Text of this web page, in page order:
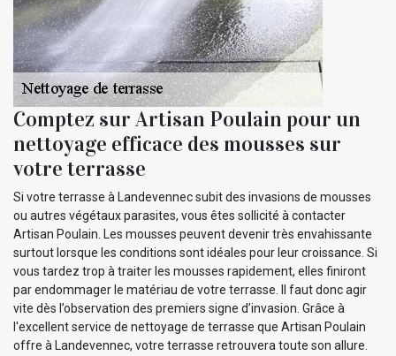
Comptez sur Artisan Poulain pour un
nettoyage efficace des mousses sur
votre terrasse
Si votre terrasse à Landevennec subit des invasions de mousses
ou autres végétaux parasites, vous êtes sollicité à contacter
Artisan Poulain. Les mousses peuvent devenir très envahissante
surtout lorsque les conditions sont idéales pour leur croissance. Si
vous tardez trop à traiter les mousses rapidement, elles finiront
par endommager le matériau de votre terrasse. Il faut donc agir
vite dès l’observation des premiers signe d’invasion. Grâce à
l'excellent service de nettoyage de terrasse que Artisan Poulain
offre à Landevennec, votre terrasse retrouvera toute son allure.